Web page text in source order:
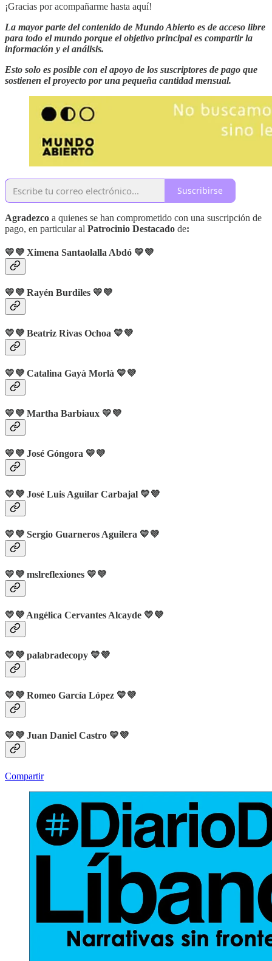
¡Gracias por acompañarme hasta aquí!
La mayor parte del contenido de Mundo Abierto es de acceso libre
para todo el mundo porque el objetivo principal es compartir la
información y el análisis.
Esto solo es posible con el apoyo de los suscriptores de pago que
sostienen el proyecto por una pequeña cantidad mensual.
Suscribirse
Agradezco a quienes se han comprometido con una suscripción de
pago, en particular al Patrocinio Destacado de:
💛💜 Ximena Santaolalla Abdó 💛💜
💛💜 Rayén Burdiles 💛💜
💛💜 Beatriz Rivas Ochoa 💛💜
💛💜 Catalina Gayà Morlà 💛💜
💛💜 Martha Barbiaux 💛💜
💛💜 José Góngora 💛💜
💛💜 José Luis Aguilar Carbajal 💛💜
💛💜 Sergio Guarneros Aguilera 💛💜
💛💜 mslreflexiones 💛💜
💛💜 Angélica Cervantes Alcayde 💛💜
💛💜 palabradecopy 💛💜
💛💜 Romeo García López 💛💜
💛💜 Juan Daniel Castro 💛💜
Compartir